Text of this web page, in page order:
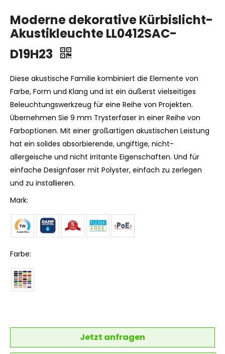
Moderne dekorative Kürbislicht-
Akustikleuchte LL0412SAC-
D19H23
Diese akustische Familie kombiniert die Elemente von
Farbe, Form und Klang und ist ein äußerst vielseitiges
Beleuchtungswerkzeug für eine Reihe von Projekten.
Übernehmen Sie 9 mm Trysterfaser in einer Reihe von
Farboptionen. Mit einer großartigen akustischen Leistung
hat ein solides absorbierende, ungiftige, nicht-
allergeische und nicht irritante Eigenschaften. Und für
einfache Designfaser mit Polyster, einfach zu zerlegen
und zu installieren.
Mark:
Farbe:
Jetzt anfragen